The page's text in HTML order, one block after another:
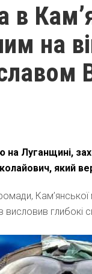
в
на
на Луганщині,
який
громади,
висловив глибокі